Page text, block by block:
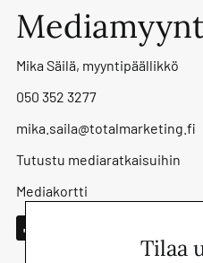
Mika Säilä, myyntipäällikkö
050 352 3277
mika.saila@totalmarketing.fi
Tutustu mediaratkaisuihin
Mediakortti
Tilaa